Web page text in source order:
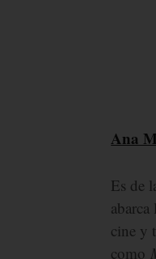
Ana
Es de
cine y
como